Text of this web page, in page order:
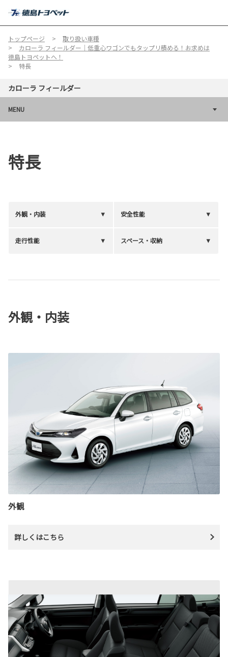
トップページ
取り扱い車種
カローラ フィールダー｜低重心ワゴンでもタップリ積める！お求めは
徳島トヨペットへ！
特長
カローラ フィールダー
MENU
特長
外観・内装 安全性能
走行性能 スペース・収納
外観・内装
外観
詳しくはこちら